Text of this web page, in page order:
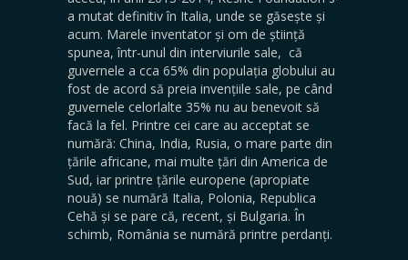
a mutat definitiv în Italia, unde se găsește și
acum. Marele inventator și om de știință
spunea, într-unul din interviurile sale, că
guvernele a cca 65% din populația globului au
fost de acord să preia invențiile sale, pe când
guvernele celorlalte 35% nu au benevoit să
facă la fel. Printre cei care au acceptat se
numără: China, India, Rusia, o mare parte din
țările africane, mai multe țări din America de
Sud, iar printre țările europene (apropiate
nouă) se numără Italia, Polonia, Republica
Cehă și se pare că, recent, și Bulgaria. În
schimb, România se numără printre perdanți.